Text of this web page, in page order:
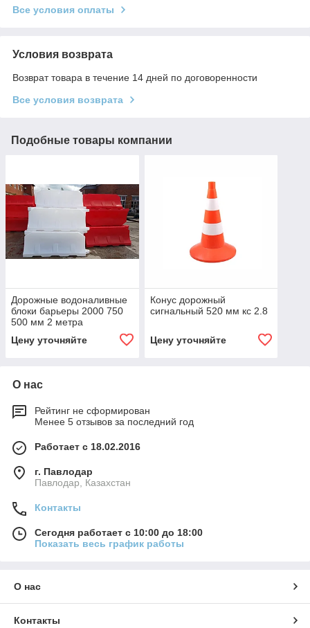
Все условия оплаты
Условия возврата
Возврат товара в течение 14 дней по договоренности
Все условия возврата
Подобные товары компании
​Дорожные водоналивные
блоки барьеры 2000 750
500 мм 2 метра
Цену уточняйте
Конус дорожный
сигнальный 520 мм кс 2.8
Цену уточняйте
О нас
Рейтинг не сформирован
Менее 5 отзывов за последний год
Работает с 18.02.2016
г. Павлодар
Павлодар, Казахстан
Контакты
Сегодня работает с 10:00 до 18:00
Показать весь график работы
О нас
Контакты